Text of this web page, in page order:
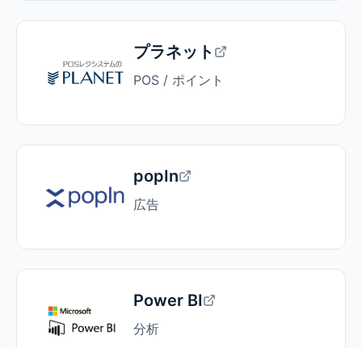
プラネット
POS / ポイント
popIn
広告
Power BI
分析